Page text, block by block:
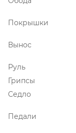
Покрышки
Вынос
Руль
Грипсы
Седло
Педали